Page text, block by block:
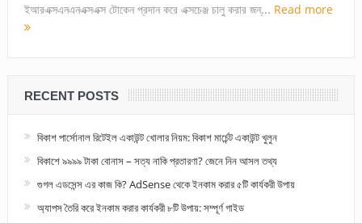
ইআরএক্সএনএনএক্সএক্স টোকেন প্রদান করে এক্সচেঞ্জ চালু করার জন্... Read more
RECENT POSTS
বিকাশ পার্সোনাল রিটেইল একাউন্ট খোলার নিয়ম: বিকাশ মার্চেন্ট একাউন্ট খুলুন
বিকাশে ৯৯৯৯ টাকা বোনাস – সত্য নাকি প্রতারণা? জেনে নিন আসল তথ্য
গুগল এডসেন্স এর কাজ কি? AdSense থেকে ইনকাম করার ৫টি কার্যকরী উপায়
অ্যাপস তৈরি করে ইনকাম করার কার্যকরী ৮টি উপায়: সম্পূর্ণ গাইড